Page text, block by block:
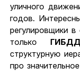
уличного
годов.
регулировщики
только
структурную
про